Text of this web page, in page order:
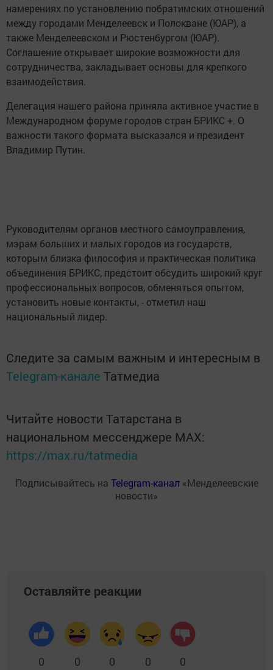
намерениях по установлению побратимских отношений
между городами Менделеевск и Полокване (ЮАР), а
также Менделеевском и Рюстенбургом (ЮАР).
Соглашение открывает широкие возможности для
сотрудничества, закладывает основы для крепкого
взаимодействия.
Делегация нашего района приняла активное участие в
Международном форуме городов стран БРИКС +. О
важности такого формата высказался и президент
Владимир Путин.
Руководителям органов местного самоуправления,
мэрам больших и малых городов из государств,
которым близка философия и практическая политика
объединения БРИКС, предстоит обсудить широкий круг
профессиональных вопросов, обменяться опытом,
установить новые контакты, - отметил наш
национальный лидер.
Следите за самым важным и интересным в
Telegram-канале Татмедиа
Читайте новости Татарстана в
национальном мессенджере MАХ:
https://max.ru/tatmedia
Подписывайтесь на Telegram-канал «Менделеевские
новости»
Оставляйте реакции
0 0 0 0 0